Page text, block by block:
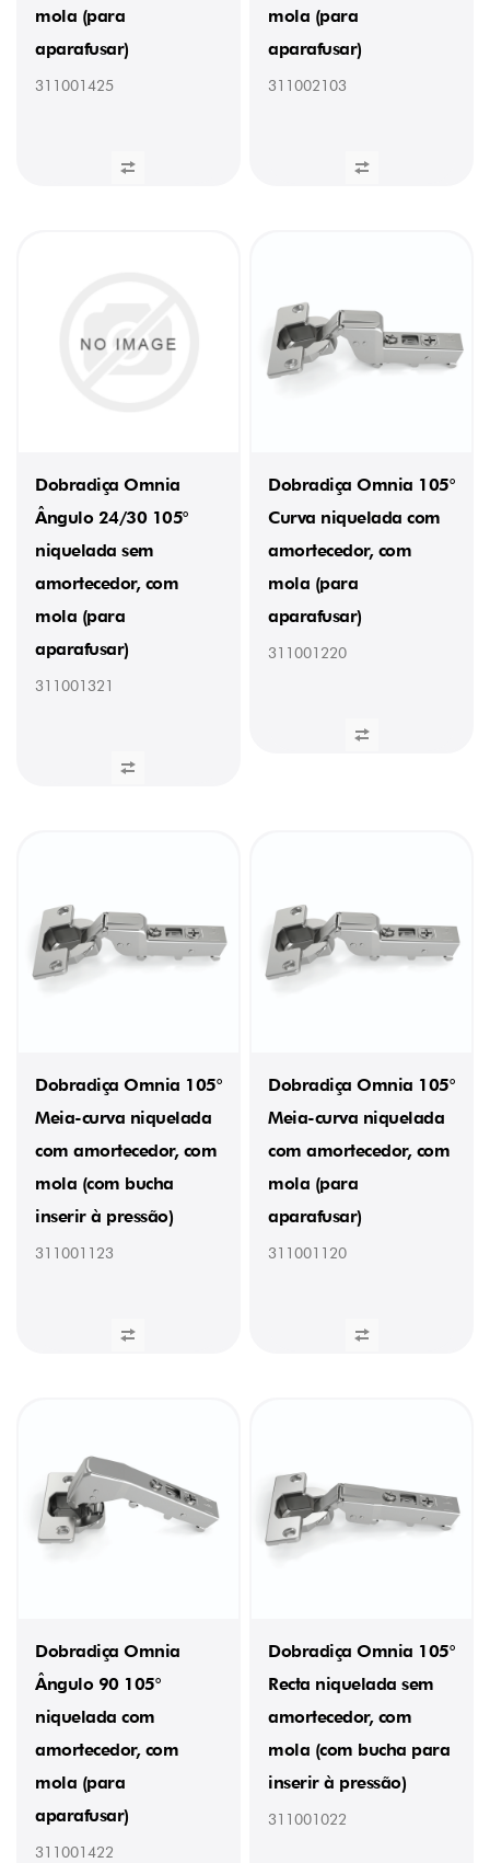
mola (para
aparafusar)
311001425
mola (para
aparafusar)
311002103
Dobradiça Omnia
Ângulo 24/30 105°
niquelada sem
amortecedor, com
mola (para
aparafusar)
311001321
Dobradiça Omnia 105°
Curva niquelada com
amortecedor, com
mola (para
aparafusar)
311001220
Dobradiça Omnia 105°
Meia-curva niquelada
com amortecedor, com
mola (com bucha
inserir à pressão)
311001123
Dobradiça Omnia 105°
Meia-curva niquelada
com amortecedor, com
mola (para
aparafusar)
311001120
Dobradiça Omnia
Ângulo 90 105°
niquelada com
amortecedor, com
mola (para
aparafusar)
311001422
Dobradiça Omnia 105°
Recta niquelada sem
amortecedor, com
mola (com bucha para
inserir à pressão)
311001022